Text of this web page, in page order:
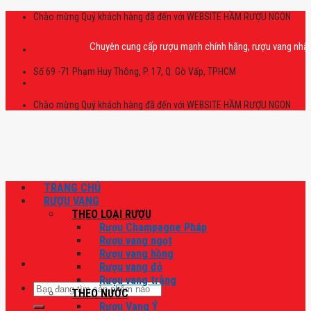
Skip
Chào mừng Quý khách hàng đã đến với WEBSITE HẦM RƯỢU NGON
Chuyên cung cấp rượu mạnh chính hãng, rượu vang nhập
Số 69 -71 Phạm Huy Thông, P. 17, Q. Gò Vấp, TPHCM
Chào mừng Quý khách hàng đã đến với WEBSITE HẦM RƯỢU NGON
Tìm
kiếm:
TRANG CHỦ
RƯỢU VANG
THEO LOẠI RƯỢU
Rượu Champagne Pháp
Rượu vang ngọt
Rượu vang hồng
Rượu vang đỏ
Rượu vang trắng
THEO NƯỚC
Rượu Vang Ý